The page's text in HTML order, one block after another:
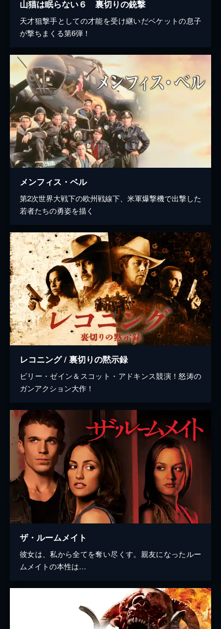
山猫は眠らない６ 裏切りの銃撃
天才狙撃手としての才能を受け継いだベケットの息子
が撃ちまくる第6弾！
メンフィス・ベル
第2次世界大戦下の欧州戦線下、米軍爆撃機で出撃した
若者たちの勇姿を描く
レコニング / 裏切りの黙示録
ビリー・ゼイン＆スコット・アドキンス競演！怒涛の
ガンアクション大作！
ザ・ルームメイト
彼女は、私から全てを奪い尽くす。親友になったルー
ムメイトの本性は…